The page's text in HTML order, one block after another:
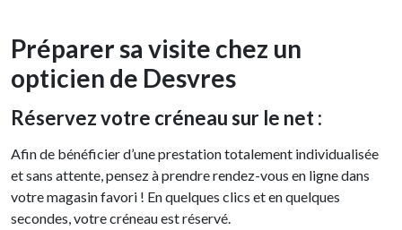
Préparer sa visite chez un
opticien de Desvres
Réservez votre créneau sur le net :
Afin de bénéficier d’une prestation totalement individualisée
et sans attente, pensez à prendre rendez-vous en ligne dans
votre magasin favori ! En quelques clics et en quelques
secondes, votre créneau est réservé.